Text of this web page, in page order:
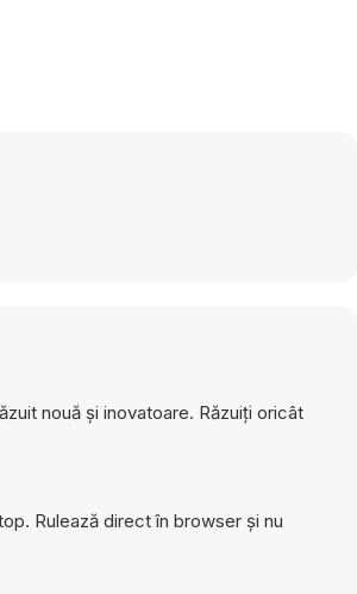
nouă și inovatoare. Răzuiți oricât
Rulează direct în browser și nu